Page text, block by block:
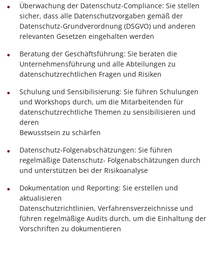
Überwachung der Datenschutz-Compliance: Sie stellen
sicher, dass alle Datenschutzvorgaben gemäß der
Datenschutz-Grundverordnung (DSGVO) und anderen
relevanten Gesetzen eingehalten werden
Beratung der Geschäftsführung: Sie beraten die
Unternehmensführung und alle Abteilungen zu
datenschutzrechtlichen Fragen und Risiken
Schulung und Sensibilisierung: Sie führen Schulungen
und Workshops durch, um die Mitarbeitenden für
datenschutzrechtliche Themen zu sensibilisieren und
deren
Bewusstsein zu schärfen
Datenschutz-Folgenabschätzungen: Sie führen
regelmäßige Datenschutz- Folgenabschätzungen durch
und unterstützen bei der Risikoanalyse
Dokumentation und Reporting: Sie erstellen und
aktualisieren
Datenschutzrichtlinien, Verfahrensverzeichnisse und
führen regelmäßige Audits durch, um die Einhaltung der
Vorschriften zu dokumentieren